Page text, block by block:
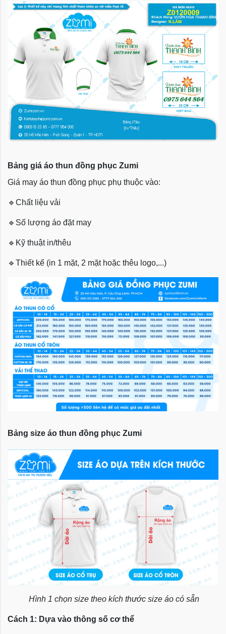
Bảng giá áo thun đồng phục Zumi
Giá may áo thun đồng phục phụ thuộc vào:
🔹 Chất liệu vải
🔹 Số lượng áo đặt may
🔹 Kỹ thuật in/thêu
🔹 Thiết kế (in 1 mặt, 2 mặt hoặc thêu logo,...)
Bảng size áo thun đồng phục Zumi
Hình 1 chọn size theo kích thước size áo có sẵn
Cách 1: Dựa vào thông số cơ thể